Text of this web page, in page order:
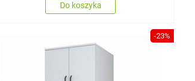
Do koszyka
-23%